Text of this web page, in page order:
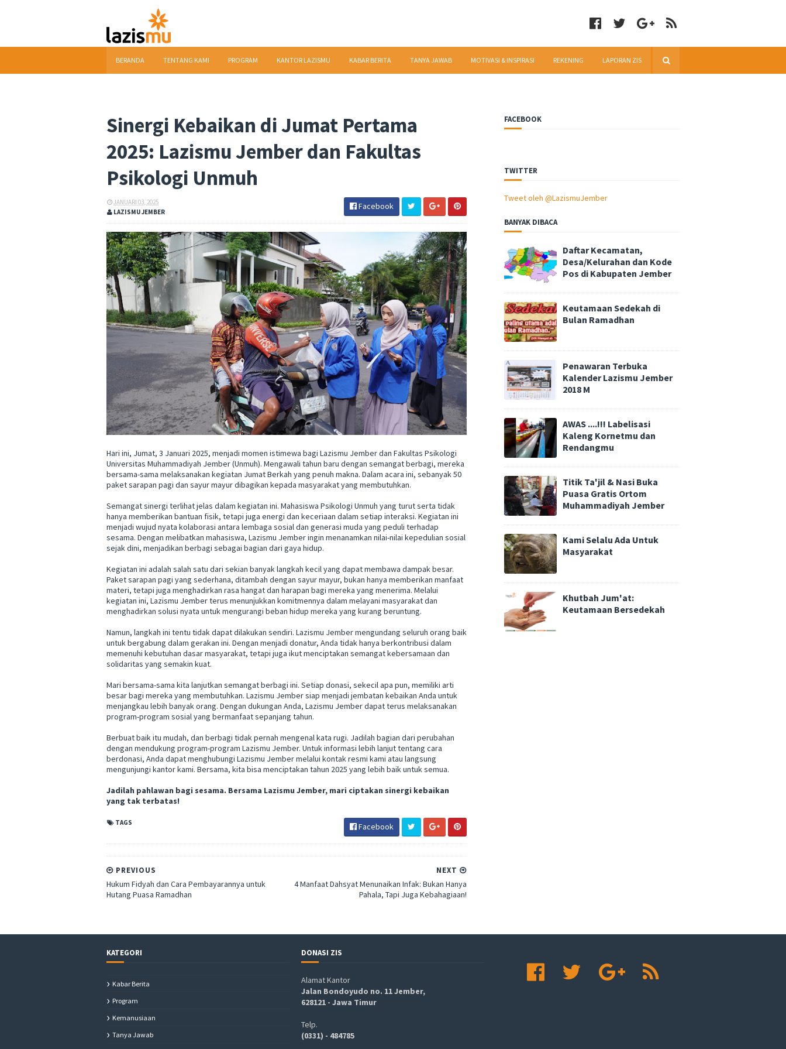
BERANDA TENTANG KAMI PROGRAM KANTOR LAZISMU KABAR BERITA TANYA JAWAB MOTIVASI & INSPIRASI REKENING LAPORAN ZIS
Sinergi Kebaikan di Jumat Pertama
2025: Lazismu Jember dan Fakultas
Psikologi Unmuh
JANUARI 03, 2025
LAZISMU JEMBER
Facebook
Hari ini, Jumat, 3 Januari 2025, menjadi momen istimewa bagi Lazismu Jember dan Fakultas Psikologi
Universitas Muhammadiyah Jember (Unmuh). Mengawali tahun baru dengan semangat berbagi, mereka
bersama-sama melaksanakan kegiatan Jumat Berkah yang penuh makna. Dalam acara ini, sebanyak 50
paket sarapan pagi dan sayur mayur dibagikan kepada masyarakat yang membutuhkan.
Semangat sinergi terlihat jelas dalam kegiatan ini. Mahasiswa Psikologi Unmuh yang turut serta tidak
hanya memberikan bantuan fisik, tetapi juga energi dan keceriaan dalam setiap interaksi. Kegiatan ini
menjadi wujud nyata kolaborasi antara lembaga sosial dan generasi muda yang peduli terhadap
sesama. Dengan melibatkan mahasiswa, Lazismu Jember ingin menanamkan nilai-nilai kepedulian sosial
sejak dini, menjadikan berbagi sebagai bagian dari gaya hidup.
Kegiatan ini adalah salah satu dari sekian banyak langkah kecil yang dapat membawa dampak besar.
Paket sarapan pagi yang sederhana, ditambah dengan sayur mayur, bukan hanya memberikan manfaat
materi, tetapi juga menghadirkan rasa hangat dan harapan bagi mereka yang menerima. Melalui
kegiatan ini, Lazismu Jember terus menunjukkan komitmennya dalam melayani masyarakat dan
menghadirkan solusi nyata untuk mengurangi beban hidup mereka yang kurang beruntung.
Namun, langkah ini tentu tidak dapat dilakukan sendiri. Lazismu Jember mengundang seluruh orang baik
untuk bergabung dalam gerakan ini. Dengan menjadi donatur, Anda tidak hanya berkontribusi dalam
memenuhi kebutuhan dasar masyarakat, tetapi juga ikut menciptakan semangat kebersamaan dan
solidaritas yang semakin kuat.
Mari bersama-sama kita lanjutkan semangat berbagi ini. Setiap donasi, sekecil apa pun, memiliki arti
besar bagi mereka yang membutuhkan. Lazismu Jember siap menjadi jembatan kebaikan Anda untuk
menjangkau lebih banyak orang. Dengan dukungan Anda, Lazismu Jember dapat terus melaksanakan
program-program sosial yang bermanfaat sepanjang tahun.
Berbuat baik itu mudah, dan berbagi tidak pernah mengenal kata rugi. Jadilah bagian dari perubahan
dengan mendukung program-program Lazismu Jember. Untuk informasi lebih lanjut tentang cara
berdonasi, Anda dapat menghubungi Lazismu Jember melalui kontak resmi kami atau langsung
mengunjungi kantor kami. Bersama, kita bisa menciptakan tahun 2025 yang lebih baik untuk semua.
Jadilah pahlawan bagi sesama. Bersama Lazismu Jember, mari ciptakan sinergi kebaikan
yang tak terbatas!
TAGS Facebook
NEXT
4 Manfaat Dahsyat Menunaikan Infak: Bukan Hanya
Pahala, Tapi Juga Kebahagiaan!
PREVIOUS
Hukum Fidyah dan Cara Pembayarannya untuk
Hutang Puasa Ramadhan
FACEBOOK
TWITTER
Tweet oleh @LazismuJember
BANYAK DIBACA
Daftar Kecamatan,
Desa/Kelurahan dan Kode
Pos di Kabupaten Jember
Keutamaan Sedekah di
Bulan Ramadhan
Penawaran Terbuka
Kalender Lazismu Jember
2018 M
AWAS ....!!! Labelisasi
Kaleng Kornetmu dan
Rendangmu
Titik Ta'jil & Nasi Buka
Puasa Gratis Ortom
Muhammadiyah Jember
Kami Selalu Ada Untuk
Masyarakat
Khutbah Jum'at:
Keutamaan Bersedekah
KATEGORI
Kabar Berita
Program
Kemanusiaan
Tanya Jawab
DONASI ZIS
Alamat Kantor
Jalan Bondoyudo no. 11 Jember,
628121 - Jawa Timur
Telp.
(0331) - 484785